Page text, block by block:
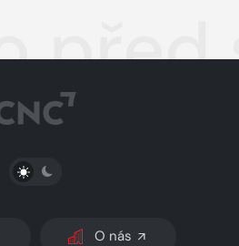
PŘEPNOUT SVĚTLÝ/TMAVÝ REŽIM
O nás